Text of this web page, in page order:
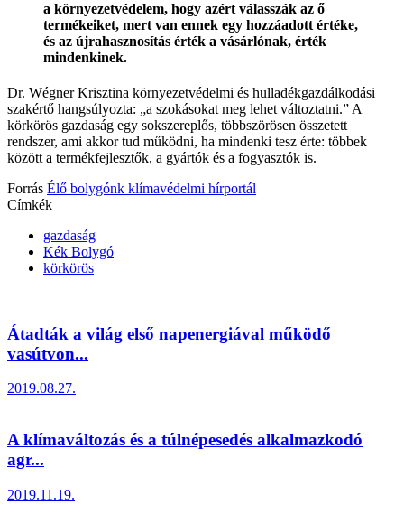
a környezetvédelem, hogy azért válasszák az ő
termékeiket, mert van ennek egy hozzáadott értéke,
és az újrahasznosítás érték a vásárlónak, érték
mindenkinek.
Dr. Wégner Krisztina környezetvédelmi és hulladékgazdálkodási
szakértő hangsúlyozta: „a szokásokat meg lehet változtatni.” A
körkörös gazdaság egy sokszereplős, többszörösen összetett
rendszer, ami akkor tud működni, ha mindenki tesz érte: többek
között a termékfejlesztők, a gyártók és a fogyasztók is.
Forrás Élő bolygónk klímavédelmi hírportál
Címkék
gazdaság
Kék Bolygó
körkörös
Átadták a világ első napenergiával működő
vasútvon...
2019.08.27.
A klímaváltozás és a túlnépesedés alkalmazkodó
agr...
2019.11.19.